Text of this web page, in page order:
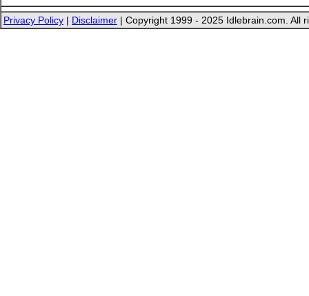
Privacy Policy | Disclaimer | Copyright 1999 - 2025 Idlebrain.com. All